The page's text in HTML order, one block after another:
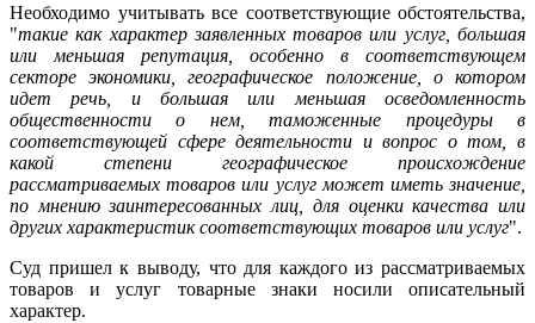
Необходимо учитывать все соответствующие обстоятельства,
"такие как характер заявленных товаров или услуг, большая
или меньшая репутация, особенно в соответствующем
секторе экономики, географическое положение, о котором
идет речь, и большая или меньшая осведомленность
общественности о нем, таможенные процедуры в
соответствующей сфере деятельности и вопрос о том, в
какой степени географическое происхождение
рассматриваемых товаров или услуг может иметь значение,
по мнению заинтересованных лиц, для оценки качества или
других характеристик соответствующих товаров или услуг".
Суд пришел к выводу, что для каждого из рассматриваемых
товаров и услуг товарные знаки носили описательный
характер.